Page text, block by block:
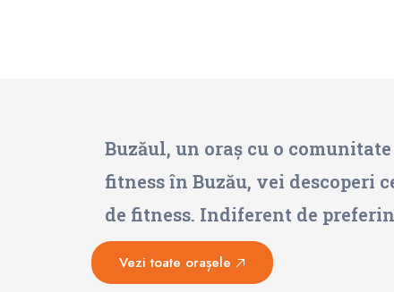
Buzăul, un oraș cu o
fitness în Buzău, vei descoperi
de fitness. Indiferent de
Vezi toate orașele